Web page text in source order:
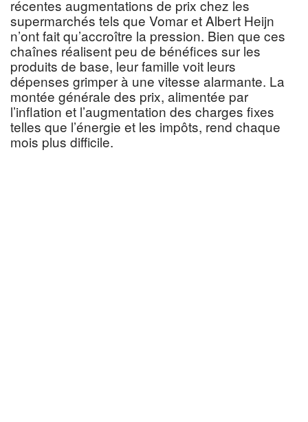
récentes augmentations de prix chez les
supermarchés tels que Vomar et Albert Heijn
n’ont fait qu’accroître la pression. Bien que ces
chaînes réalisent peu de bénéfices sur les
produits de base, leur famille voit leurs
dépenses grimper à une vitesse alarmante. La
montée générale des prix, alimentée par
l’inflation et l’augmentation des charges fixes
telles que l’énergie et les impôts, rend chaque
mois plus difficile.